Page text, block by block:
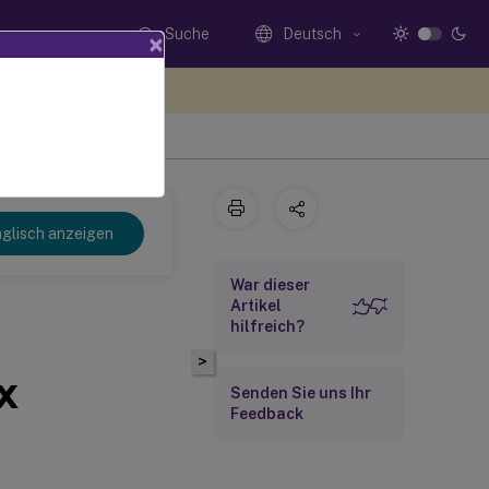
Suche Deutsch
anzeigen
>
War dieser
Artikel
hilfreich?
Senden Sie uns Ihr
Feedback
×